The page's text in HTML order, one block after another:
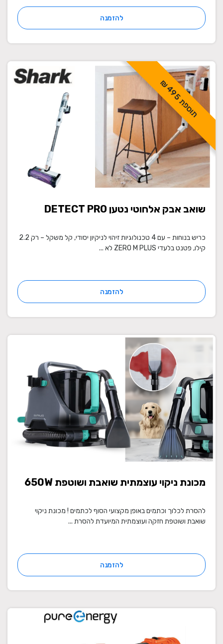
להזמנה
ת
ו
ס
פ
ת
4
9
5
₪
שואב אבק אלחוטי נטען DETECT PRO
כריש בנוחות – עם 4 טכנולוגיות זיהוי לניקיון יסודי, קל משקל – רק 2.2
קילו, פטנט בלעדי ZERO M PLUS לא ...
להזמנה
מכונת ניקוי עוצמתית שואבת ושוטפת 650W
להסרת לכלוך וכתמים באופן מקצועי הסוף לכתמים ! מכונת ניקוי
שואבת ושוטפת חזקה ועוצמתית המיועדת להסרת ...
להזמנה